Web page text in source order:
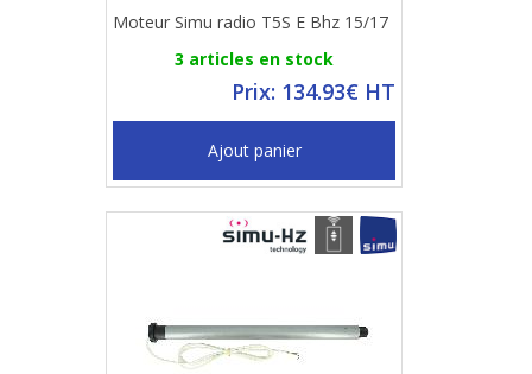
Moteur Simu radio T5S E Bhz 15/17
3 articles en stock
Prix: 134.93€ HT
Ajout panier